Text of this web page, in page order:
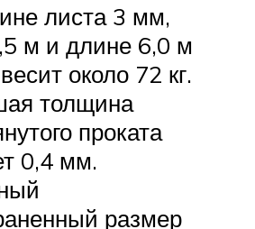
листа 3 мм,
м и длине 6,0 м
около 72 кг.
толщина
проката
0,4 мм.
размер